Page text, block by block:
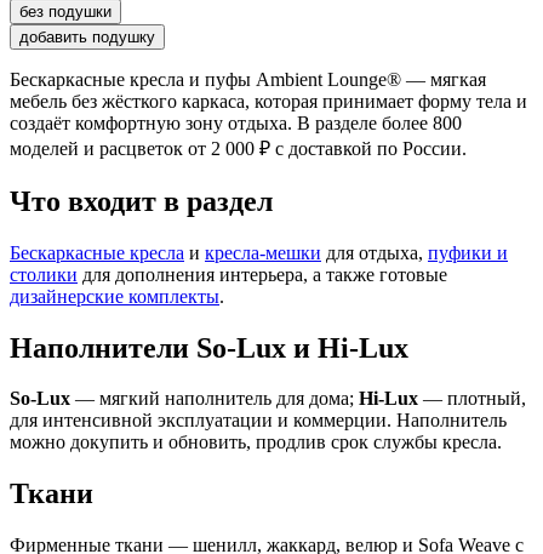
без подушки
добавить подушку
Бескаркасные кресла и пуфы Ambient Lounge® — мягкая
мебель без жёсткого каркаса, которая принимает форму тела и
создаёт комфортную зону отдыха. В разделе более 800
моделей и расцветок от 2 000 ₽ с доставкой по России.
Что входит в раздел
Бескаркасные кресла и кресла-мешки для отдыха, пуфики и
столики для дополнения интерьера, а также готовые
дизайнерские комплекты.
Наполнители So-Lux и Hi-Lux
So-Lux — мягкий наполнитель для дома; Hi-Lux — плотный,
для интенсивной эксплуатации и коммерции. Наполнитель
можно докупить и обновить, продлив срок службы кресла.
Ткани
Фирменные ткани — шенилл, жаккард, велюр и Sofa Weave с